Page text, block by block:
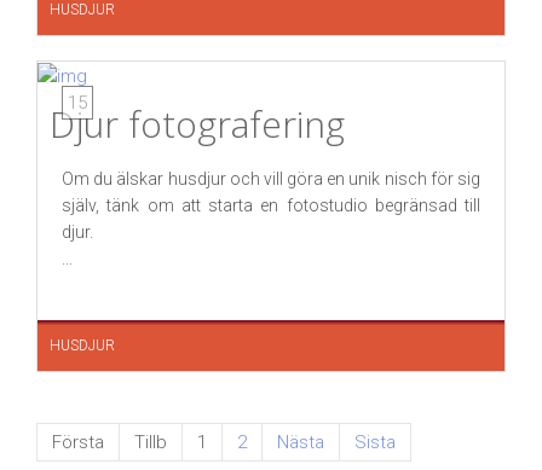
HUSDJUR
15
Djur fotografering
Om du älskar husdjur och vill göra en unik nisch för sig
själv, tänk om att starta en fotostudio begränsad till
djur.
...
HUSDJUR
Första Tillb 1 2 Nästa Sista